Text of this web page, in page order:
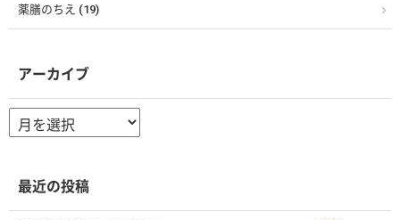
薬膳のちえ (19)
アーカイブ
ー
ブ
最近の投稿